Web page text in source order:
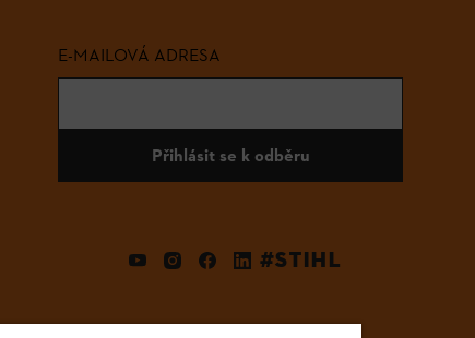
E-MAILOVÁ ADRESA
Přihlásit se k odběru
#STIHL